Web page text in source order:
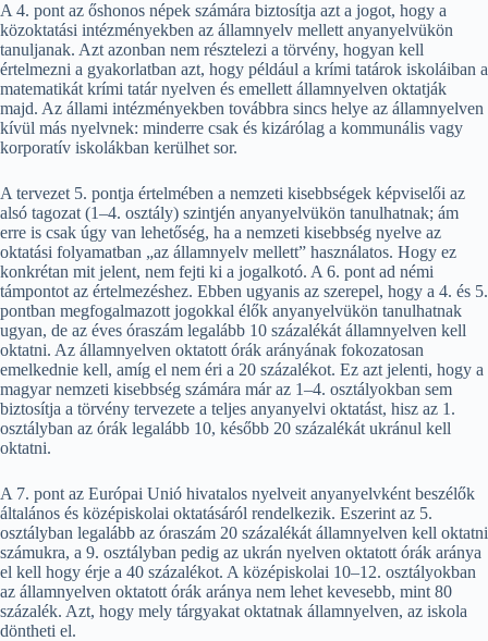
A 4. pont az őshonos népek számára biztosítja azt a jogot, hogy a
közoktatási intézményekben az államnyelv mellett anyanyelvükön
tanuljanak. Azt azonban nem résztelezi a törvény, hogyan kell
értelmezni a gyakorlatban azt, hogy például a krími tatárok iskoláiban a
matematikát krími tatár nyelven és emellett államnyelven oktatják
majd. Az állami intézményekben továbbra sincs helye az államnyelven
kívül más nyelvnek: minderre csak és kizárólag a kommunális vagy
korporatív iskolákban kerülhet sor.
A tervezet 5. pontja értelmében a nemzeti kisebbségek képviselői az
alsó tagozat (1–4. osztály) szintjén anyanyelvükön tanulhatnak; ám
erre is csak úgy van lehetőség, ha a nemzeti kisebbség nyelve az
oktatási folyamatban „az államnyelv mellett” használatos. Hogy ez
konkrétan mit jelent, nem fejti ki a jogalkotó. A 6. pont ad némi
támpontot az értelmezéshez. Ebben ugyanis az szerepel, hogy a 4. és 5.
pontban megfogalmazott jogokkal élők anyanyelvükön tanulhatnak
ugyan, de az éves óraszám legalább 10 százalékát államnyelven kell
oktatni. Az államnyelven oktatott órák arányának fokozatosan
emelkednie kell, amíg el nem éri a 20 százalékot. Ez azt jelenti, hogy a
magyar nemzeti kisebbség számára már az 1–4. osztályokban sem
biztosítja a törvény tervezete a teljes anyanyelvi oktatást, hisz az 1.
osztályban az órák legalább 10, később 20 százalékát ukránul kell
oktatni.
A 7. pont az Európai Unió hivatalos nyelveit anyanyelvként beszélők
általános és középiskolai oktatásáról rendelkezik. Eszerint az 5.
osztályban legalább az óraszám 20 százalékát államnyelven kell oktatni
számukra, a 9. osztályban pedig az ukrán nyelven oktatott órák aránya
el kell hogy érje a 40 százalékot. A középiskolai 10–12. osztályokban
az államnyelven oktatott órák aránya nem lehet kevesebb, mint 80
százalék. Azt, hogy mely tárgyakat oktatnak államnyelven, az iskola
döntheti el.